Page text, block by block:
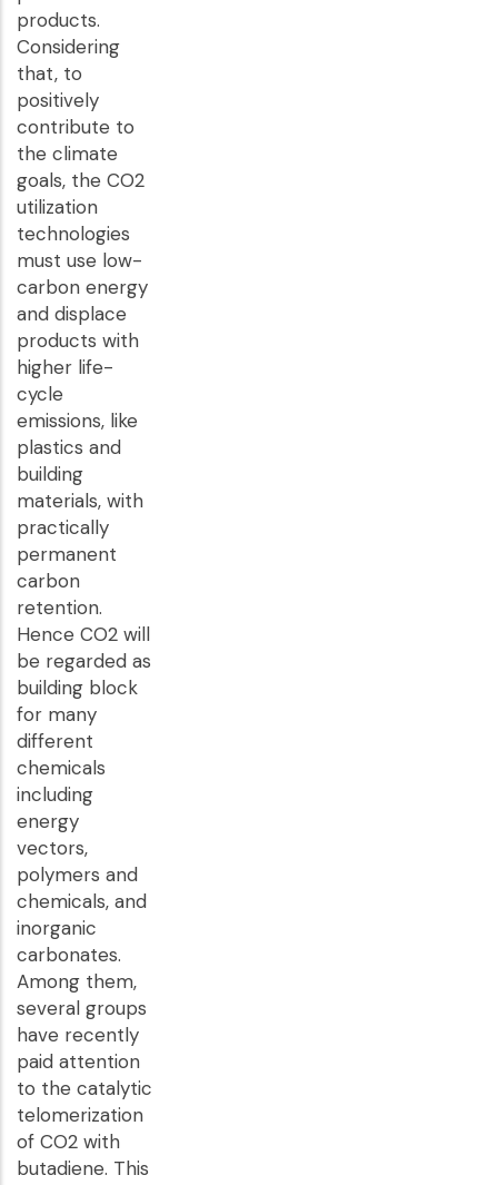
products.
Considering
that, to
positively
contribute to
the climate
goals, the CO2
utilization
technologies
must use low-
carbon energy
and displace
products with
higher life-
cycle
emissions, like
plastics and
building
materials, with
practically
permanent
carbon
retention.
Hence CO2 will
be regarded as
building block
for many
different
chemicals
including
energy
vectors,
polymers and
chemicals, and
inorganic
carbonates.
Among them,
several groups
have recently
paid attention
to the catalytic
telomerization
of CO2 with
butadiene. This